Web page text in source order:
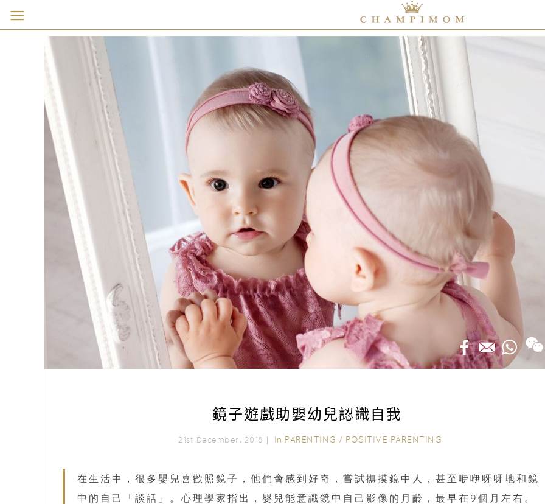
鏡子遊戲助嬰幼兒認識自我
21st December, 2018｜ In PARENTING / POSITIVE PARENTING
在生活中，很多嬰兒喜歡照鏡子，他們會感到好奇，嘗試撫摸鏡中人，甚至咿咿呀呀地和鏡
中的自己「談話」。心理學家指出，嬰兒能意識鏡中自己影像的月齡，最早在9個月左右。